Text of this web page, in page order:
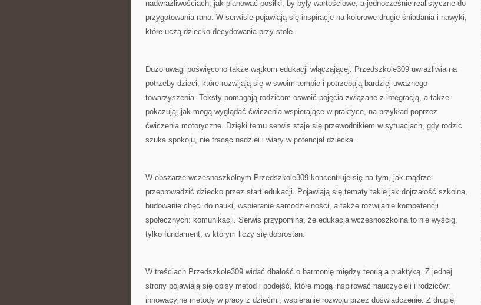
nadwrażliwościach, jak planować posiłki, by były wartościowe, a jednocześnie realistyczne do
przygotowania rano. W serwisie pojawiają się inspiracje na kolorowe drugie śniadania i nawyki,
które uczą dziecko decydowania przy stole.
Dużo uwagi poświęcono także wątkom edukacji włączającej. Przedszkole309 uwrażliwia na
potrzeby dzieci, które rozwijają się w swoim tempie i potrzebują bardziej uważnego
towarzyszenia. Teksty pomagają rodzicom oswoić pojęcia związane z integracją, a także
pokazują, jak mogą wyglądać ćwiczenia wspierające w praktyce, na przykład poprzez
ćwiczenia motoryczne. Dzięki temu serwis staje się przewodnikiem w sytuacjach, gdy rodzic
szuka spokoju, nie tracąc nadziei i wiary w potencjał dziecka.
W obszarze wczesnoszkolnym Przedszkole309 koncentruje się na tym, jak mądrze
przeprowadzić dziecko przez start edukacji. Pojawiają się tematy takie jak dojrzałość szkolna,
budowanie chęci do nauki, wspieranie samodzielności, a także rozwijanie kompetencji
społecznych: komunikacji. Serwis przypomina, że edukacja wczesnoszkolna to nie wyścig,
tylko fundament, w którym liczy się dobrostan.
W treściach Przedszkole309 widać dbałość o harmonię między teorią a praktyką. Z jednej
strony pojawiają się opisy metod i podejść, które mogą inspirować nauczycieli i rodziców:
innowacyjne metody w pracy z dziećmi, wspieranie rozwoju przez doświadczenie. Z drugiej